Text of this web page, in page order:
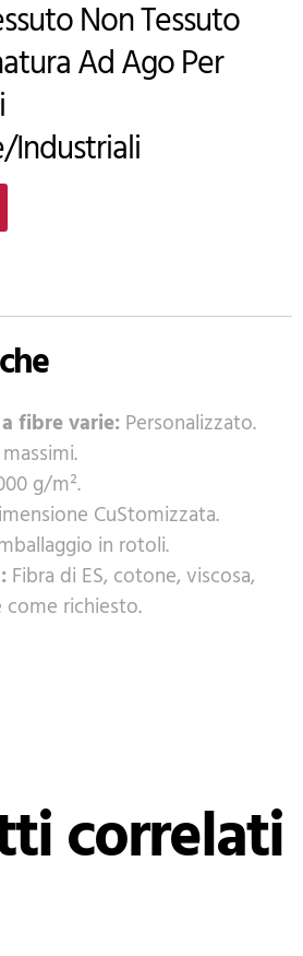
Non Tessuto
Ad Ago Per
industriali
fibre varie: Personalizzato.
g/m².
CuStomizzata.
in rotoli.
Fibra di ES, cotone, viscosa,
richiesto.
correlati